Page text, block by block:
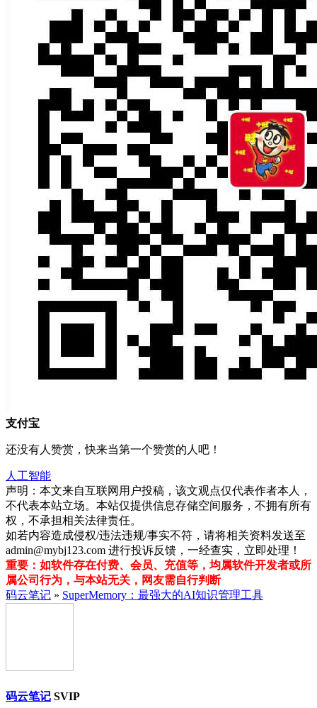
支付宝
还没有人赞赏，快来当第一个赞赏的人吧！
人工智能
声明：本文来自互联网用户投稿，该文观点仅代表作者本人，
不代表本站立场。本站仅提供信息存储空间服务，不拥有所有
权，不承担相关法律责任。
如若内容造成侵权/违法违规/事实不符，请将相关资料发送至
admin@mybj123.com 进行投诉反馈，一经查实，立即处理！
重要：如软件存在付费、会员、充值等，均属软件开发者或所
属公司行为，与本站无关，网友需自行判断
码云笔记 » SuperMemory：最强大的AI知识管理工具
码云笔记 SVIP